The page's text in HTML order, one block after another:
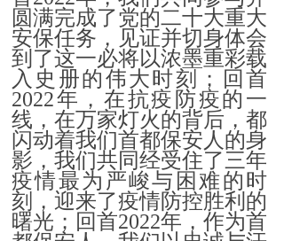
圆满完成了党的二十大重大
安保任务，见证并切身体会
到了这一必将以浓墨重彩载
入史册的伟大时刻；回首
2022年，在抗疫防疫的一
线，在万家灯火的背后，都
闪动着我们首都保安人的身
影，我们共同经受住了三年
疫情最为严峻与困难的时
刻，迎来了疫情防控胜利的
曙光；回首2022年，作为首